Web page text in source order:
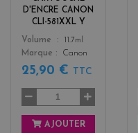
D'ENCRE CANON
CLI-581XXL Y
Color
w
Volume
11.7ml
Marque
Canon
25,90 € TTC
AJOUTER